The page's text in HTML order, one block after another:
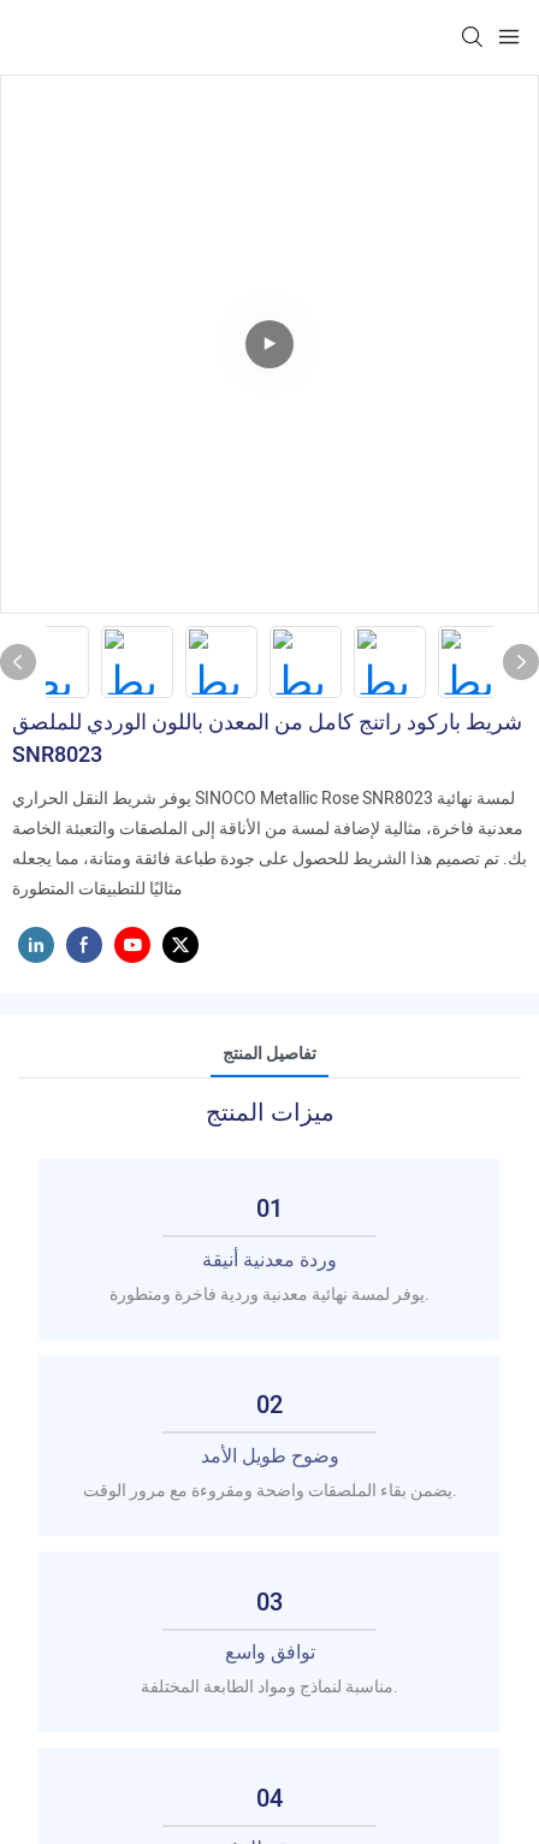
شريط باركود راتنج كامل من المعدن باللون الوردي للملصق
SNR8023
يوفر شريط النقل الحراري SINOCO Metallic Rose SNR8023 لمسة نهائية
معدنية فاخرة، مثالية لإضافة لمسة من الأناقة إلى الملصقات والتعبئة الخاصة
بك. تم تصميم هذا الشريط للحصول على جودة طباعة فائقة ومتانة، مما يجعله
مثاليًا للتطبيقات المتطورة
تفاصيل المنتج
ميزات المنتج
01
وردة معدنية أنيقة
يوفر لمسة نهائية معدنية وردية فاخرة ومتطورة.
02
وضوح طويل الأمد
يضمن بقاء الملصقات واضحة ومقروءة مع مرور الوقت.
03
توافق واسع
مناسبة لنماذج ومواد الطابعة المختلفة.
04